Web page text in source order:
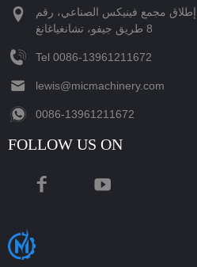
رقم 7 رقم 16 رقم 22 تم إطلاق مجمع فينيكس الصناعي، رقم
8 طريق جيفو، تشانغياغانغ
Tel ‪0086-13961211672‬
lewis@micmachinery.com
‪0086-13961211672‬
FOLLOW US ON